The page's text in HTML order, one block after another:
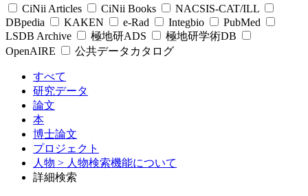
CiNii Articles
CiNii Books
NACSIS-CAT/ILL
DBpedia
KAKEN e-Rad Integbio
PubMed
LSDB Archive
極地研ADS
極地研学術DB
OpenAIRE
公共データカタログ
すべて
研究データ
論文
本
博士論文
プロジェクト
人物 > 人物検索機能について
詳細検索